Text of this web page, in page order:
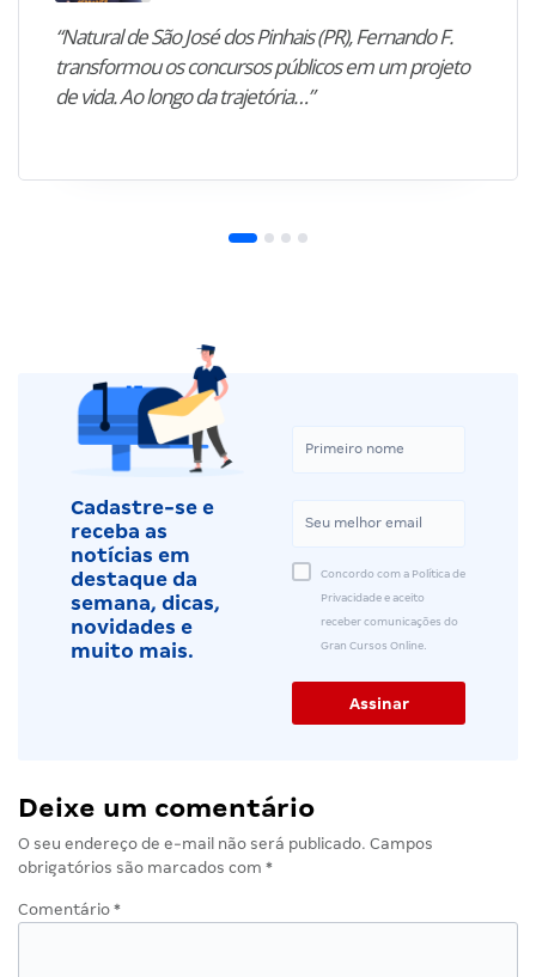
“Natural de São José dos Pinhais (PR), Fernando F.
transformou os concursos públicos em um projeto
de vida. Ao longo da trajetória…”
Cadastre-se e
receba as
notícias em
destaque da
semana, dicas,
novidades e
muito mais.
Concordo com a Política de
Privacidade e aceito
receber comunicações do
Gran Cursos Online.
Deixe um comentário
O seu endereço de e-mail não será publicado. Campos
obrigatórios são marcados com *
Comentário *